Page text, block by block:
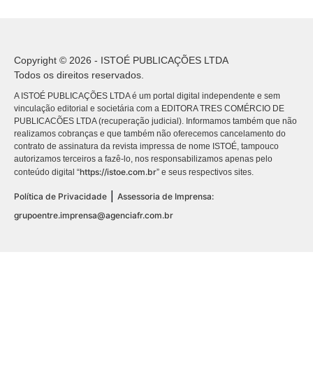
Copyright © 2026 - ISTOÉ PUBLICAÇÕES LTDA
Todos os direitos reservados.
A ISTOÉ PUBLICAÇÕES LTDA é um portal digital independente e sem
vinculação editorial e societária com a EDITORA TRES COMÉRCIO DE
PUBLICACÕES LTDA (recuperação judicial). Informamos também que não
realizamos cobranças e que também não oferecemos cancelamento do
contrato de assinatura da revista impressa de nome ISTOÉ, tampouco
autorizamos terceiros a fazê-lo, nos responsabilizamos apenas pelo
conteúdo digital “https://istoe.com.br” e seus respectivos sites.
Política de Privacidade | Assessoria de Imprensa:
grupoentre.imprensa@agenciafr.com.br